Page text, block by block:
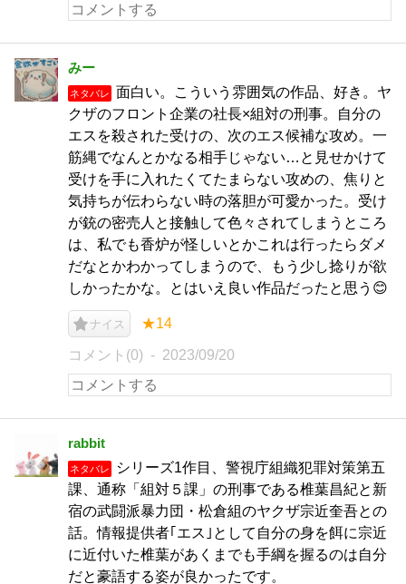
みー
ネタバレ
面白い。こういう雰囲気の作品、好き。ヤ
クザのフロント企業の社長×組対の刑事。自分の
エスを殺された受けの、次のエス候補な攻め。一
筋縄でなんとかなる相手じゃない…と見せかけて
受けを手に入れたくてたまらない攻めの、焦りと
気持ちが伝わらない時の落胆が可愛かった。受け
が銃の密売人と接触して色々されてしまうところ
は、私でも香炉が怪しいとかこれは行ったらダメ
だなとかわかってしまうので、もう少し捻りが欲
しかったかな。とはいえ良い作品だったと思う😊
ナイス ★14
コメント(0) 2023/09/20
rabbit
ネタバレ
シリーズ1作目、警視庁組織犯罪対策第五
課、通称「組対５課」の刑事である椎葉昌紀と新
宿の武闘派暴力団・松倉組のヤクザ宗近奎吾との
話。情報提供者｢エス｣として自分の身を餌に宗近
に近付いた椎葉があくまでも手綱を握るのは自分
だと豪語する姿が良かったです。